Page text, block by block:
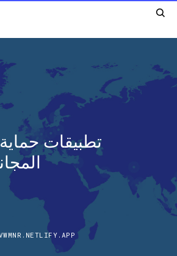
تطبيقات حماية